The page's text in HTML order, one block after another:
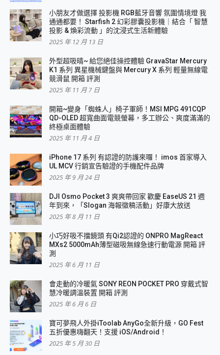
小朋友才做選擇 投影機 RGB藍牙音響 氛圍情境燈 我
通通都要！ Starfish 2 幻彩膠囊投影機｜結合「 智慧
投影 & 煥彩流動 」的沈浸式生活新體驗
2025 年 12 月 13 日
外型超吸晴~ 給您絕佳操控體驗 GravaStar Mercury
K1 系列 異星機械鍵盤與 Mercury X 系列 輕量無線電
競滑鼠 開箱 評測
2025 年 11 月 7 日
開箱~變身「蜘蛛人」椅子軍師！MSI MPG 491CQP
QD-OLED 超寬曲面電競螢幕，多工辦公、爽度滿滿的
終極桌面體驗
2025 年 11 月 4 日
iPhone 17 系列 有認證的防護來囉！ imos 首家導入
UL MCV 行銷宣告驗證的手機配件品牌
2025 年 9 月 24 日
DJI Osmo Pocket 3 爽爽帶回家 歡慶 EaseUS 21 週
年到來，「Slogan 海報徵稿活動」好康大放送
2025 年 8 月 11 日
小巧好吸不擋鏡頭 有Qi2認證的 ONPRO MagReact
MXs2 5000mAh薄型磁吸無線急速行動電源 開箱 評
測
2025 年 6 月 11 日
會走動的冷暖氣 SONY REON POCKET PRO 穿戴式智
慧冷暖調溫裝置 開箱 評測
2025 年 6 月 6 日
寶可夢飛人外掛iToolab AnyGo全新升級，GO Fest
五折優惠嗨翻天！支援 iOS/Android！
2025 年 5 月 30 日